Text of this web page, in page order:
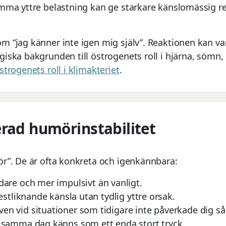
yttre belastning kan ge starkare känslomässig
“jag känner inte igen mig själv”. Reaktionen kan
bakgrunden till östrogenets roll i hjärna, sömn,
roll i klimakteriet.
humörinstabilitet
De är ofta konkreta och igenkännbara:
och mer impulsivt än vanligt.
känsla utan tydlig yttre orsak.
vid situationer som tidigare inte påverkade dig
dag känns som ett enda stort tryck.